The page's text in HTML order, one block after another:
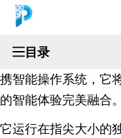
目录
PlugOS是由
携智能操作系统，它
的智能体验完美融合。
它运行在指尖大小的
中文
Español